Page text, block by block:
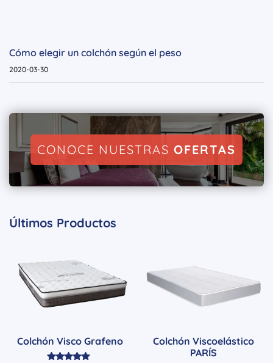
Cómo elegir un colchón según el peso
2020-03-30
CONOCE NUESTRAS OFERTAS
Últimos Productos
Colchón Visco Grafeno
Colchón Viscoelástico
PARÍS